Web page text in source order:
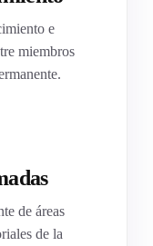
e
miembros
de áreas
de la